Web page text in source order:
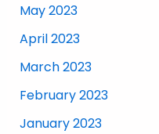
May 2023
April 2023
March 2023
February 2023
January 2023